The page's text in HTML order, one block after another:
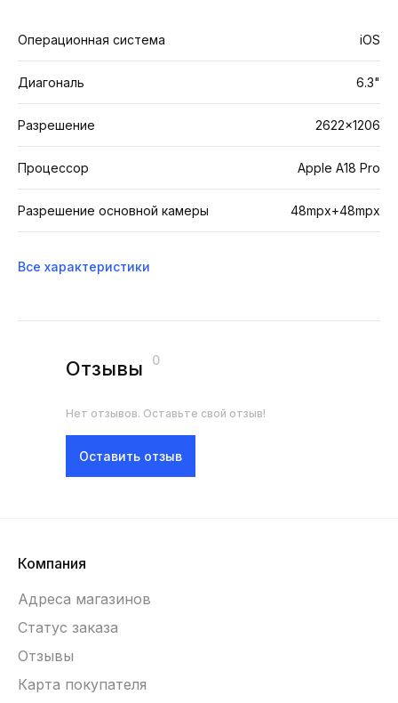
Операционная система iOS
Диагональ 6.3"
Разрешение 2622×1206
Процессор Apple A18 Pro
Разрешение основной камеры 48mpx+48mpx
Все характеристики
Отзывы 0
Нет отзывов. Оставьте свой отзыв!
Оставить отзыв
Компания
Адреса магазинов
Статус заказа
Отзывы
Карта покупателя